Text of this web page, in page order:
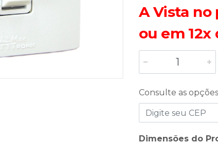
A Vista no
ou em 12x
Consulte as
Dimensões do